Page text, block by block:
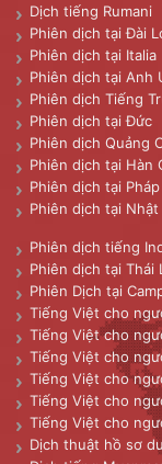
Dịch tiếng Rumani
Phiên dịch tại Đài
Phiên dịch tại Italia
Phiên dịch tại Anh
Phiên dịch Tiếng
Phiên dịch tại Đức
Phiên dịch Quảng
Phiên dịch tại Hàn
Phiên dịch tại Pháp
Phiên dịch tại Nhật
Phiên dịch tiếng
Phiên dịch tại Thái
Phiên Dịch tại
Tiếng Việt cho
Tiếng Việt cho
Tiếng Việt cho
Tiếng Việt cho
Tiếng Việt cho
Tiếng Việt cho
Dịch thuật hồ sơ